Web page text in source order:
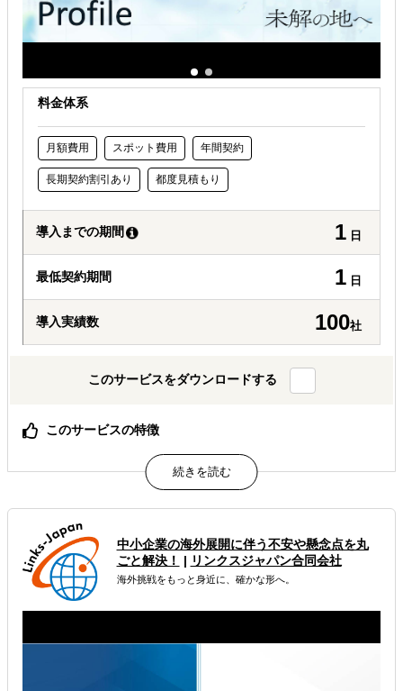
有効なプロモーション方法を探している
料金体系
月額費用 スポット費用 年間契約
長期契約割引あり 都度見積もり
導入までの期間 1 日
最低契約期間 1 日
導入実績数 100社
このサービスをダウンロードする
このサービスの特徴
海外市場調査、進出支援、現地販路開拓、プロモーション
まで幅広くご支援が可能！
調査すべき項目の検討から伴走し、調査結果の根拠や背景
まで解像度高く把握できる！
調査で得られた成果物をどう活用すべきか明確化できる！
属するジャンル
海外進出総合支援
中小企業の海外展開に伴う不安や懸念点を丸
ごと解決！
| リンクスジャパン合同会社
海外挑戦をもっと身近に、確かな形へ。